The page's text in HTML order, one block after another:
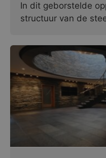
In dit geborstelde
structuur van de